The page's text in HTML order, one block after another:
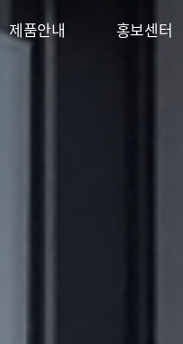
제품안내 홍보센터